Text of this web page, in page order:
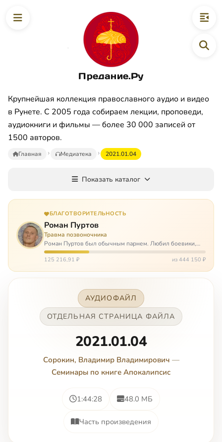
Предание.Ру
Крупнейшая коллекция православного аудио и видео
в Рунете. С 2005 года собираем лекции, проповеди,
аудиокниги и фильмы — более 30 000 записей от
1500 авторов.
Главная Медиатека 2021.01.04
Показать каталог
БЛАГОТВОРИТЕЛЬНОСТЬ
Роман Пуртов
Травма позвоночника
Роман Пуртов был обычным парнем. Любил боевики,
хорошие автомобили, был не дурак поиграть в комп,
любил жену и обожал дочь. А потом, будучи
125 216,91 ₽ из 444 150 ₽
АУДИОФАЙЛ
ОТДЕЛЬНАЯ СТРАНИЦА ФАЙЛА
2021.01.04
Сорокин, Владимир Владимирович —
Семинары по книге Апокалипсис
1:44:28 48.0 МБ
Часть произведения